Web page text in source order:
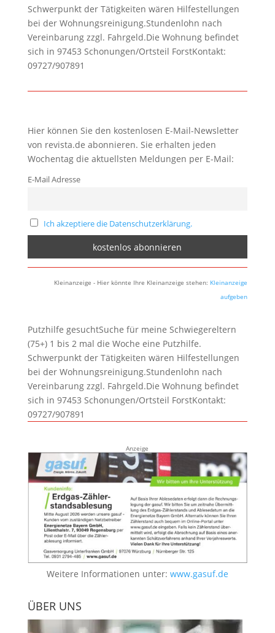
Schwerpunkt der Tätigkeiten wären Hilfestellungen
bei der Wohnungsreinigung.Stundenlohn nach
Vereinbarung zzgl. Fahrgeld.Die Wohnung befindet
sich in 97453 Schonungen/Ortsteil ForstKontakt:
09727/907891
Hier können Sie den kostenlosen E-Mail-Newsletter
von revista.de abonnieren. Sie erhalten jeden
Wochentag die aktuellsten Meldungen per E-Mail:
E-Mail Adresse
Ich akzeptiere die Datenschutzerklärung.
Kleinanzeige - Hier könnte Ihre Kleinanzeige stehen: Kleinanzeige
aufgeben
Putzhilfe gesuchtSuche für meine Schwiegereltern
(75+) 1 bis 2 mal die Woche eine Putzhilfe.
Schwerpunkt der Tätigkeiten wären Hilfestellungen
bei der Wohnungsreinigung.Stundenlohn nach
Vereinbarung zzgl. Fahrgeld.Die Wohnung befindet
sich in 97453 Schonungen/Ortsteil ForstKontakt:
09727/907891
Anzeige
Weitere Informationen unter: www.gasuf.de
ÜBER UNS